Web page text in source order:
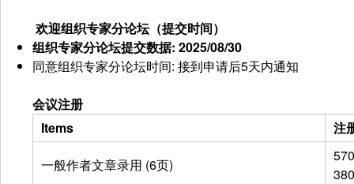
欢迎组织专家分论坛（提交时间）
组织专家分论坛提交数据: 2025/08/30
同意组织专家分论坛时间: 接到申请后5天内通知
会议注册
Items
注
一般作者文章录用 (6页)